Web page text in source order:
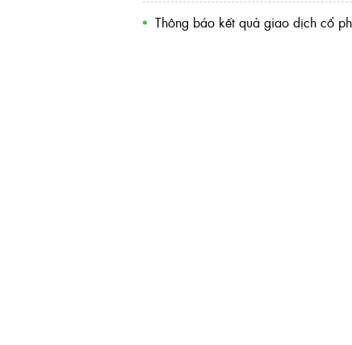
Thông báo kết quả giao dịch cổ